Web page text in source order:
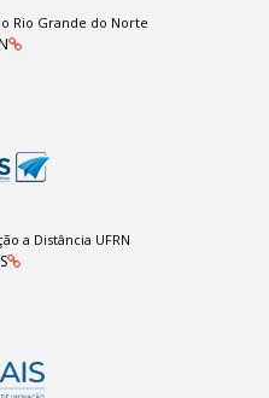
Rio Grande do Norte
a Distância UFRN